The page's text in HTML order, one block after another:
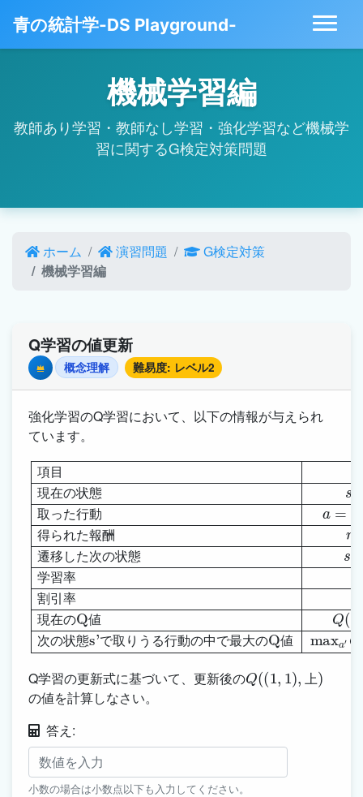
青の統計学-DS Playground-
機械学習編
教師あり学習・教師なし学習・強化学習など機械学
習に関するG検定対策問題
ホーム 演習問題
G検定対策
機械学習編
Q学習の値更新
Premium概念理解 難易度: レベル2
強化学習のQ学習において、以下の情報が与えられ
ています。
項 目
現 在 の 状 態
取 っ た 動
得 られ た 報 酬
遷移 し た 次 の 状 態
習率
引率
現 在 の 値
次 の 状 態 で取 り う る 動 の で最 大 の 値
項目値現在の状態s=(1,1)取った行動a=
「上に移動」得られた報酬r=−0.1
遷移した次の状態s′=(1,2)学習率α=0.1割引率γ=0.9
現在のQ値Q(s,a)=0.5
次の状態s'で取りうる行動の中で最大のQ値maxa′Q(s′,a′)=1.0
Q学習の更新式に基づいて、更新後の 上
)
の値を計算しなさい。
答え:
小数の場合は小数点以下も入力してください。